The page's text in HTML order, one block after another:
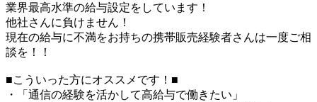
業界最高水準の給与設定をしています！
他社さんに負けません！
現在の給与に不満をお持ちの携帯販売経験者さんは一度ご相
談を！！
■こういった方にオススメです！■
・「通信の経験を活かして高給与で働きたい」